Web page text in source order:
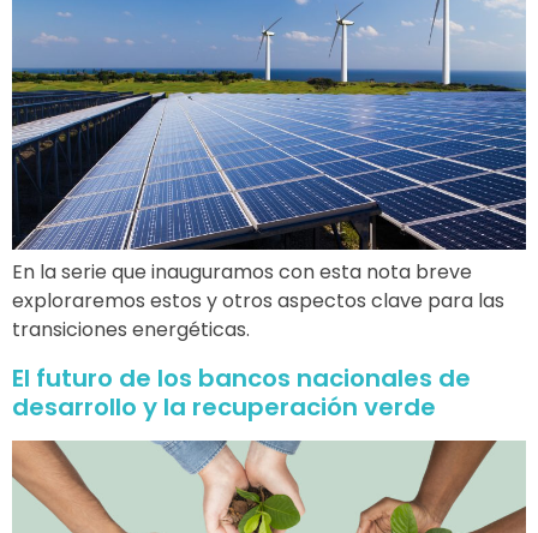
En la serie que inauguramos con esta nota breve
exploraremos estos y otros aspectos clave para las
transiciones energéticas.
El futuro de los bancos nacionales de
desarrollo y la recuperación verde